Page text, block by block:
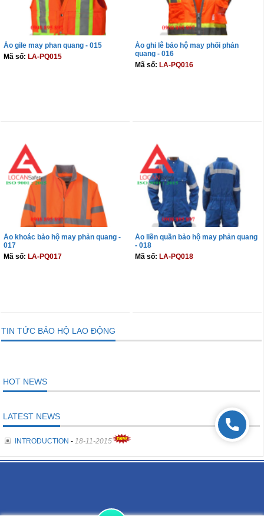
Áo gile may phan quang - 015
Mã số: LA-PQ015
Áo ghi lê bảo hộ may phối phản
quang - 016
Mã số: LA-PQ016
Áo khoác bảo hộ may phản quang -
017
Mã số: LA-PQ017
Áo liền quần bảo hộ may phản quang
- 018
Mã số: LA-PQ018
TIN TỨC BẢO HỘ LAO ĐỘNG
HOT NEWS
LATEST NEWS
INTRODUCTION - 18-11-2015